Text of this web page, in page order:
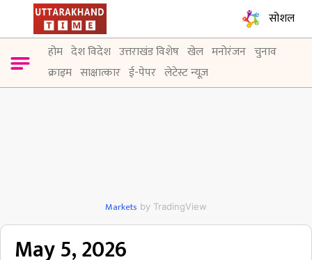
सोशल
होम देश विदेश उत्तराखंड विशेष खेल मनोरंजन चुनाव
क्राइम साक्षात्कार ई-पेपर लेटेस्ट न्यूज़
Markets by TradingView
May 5, 2026